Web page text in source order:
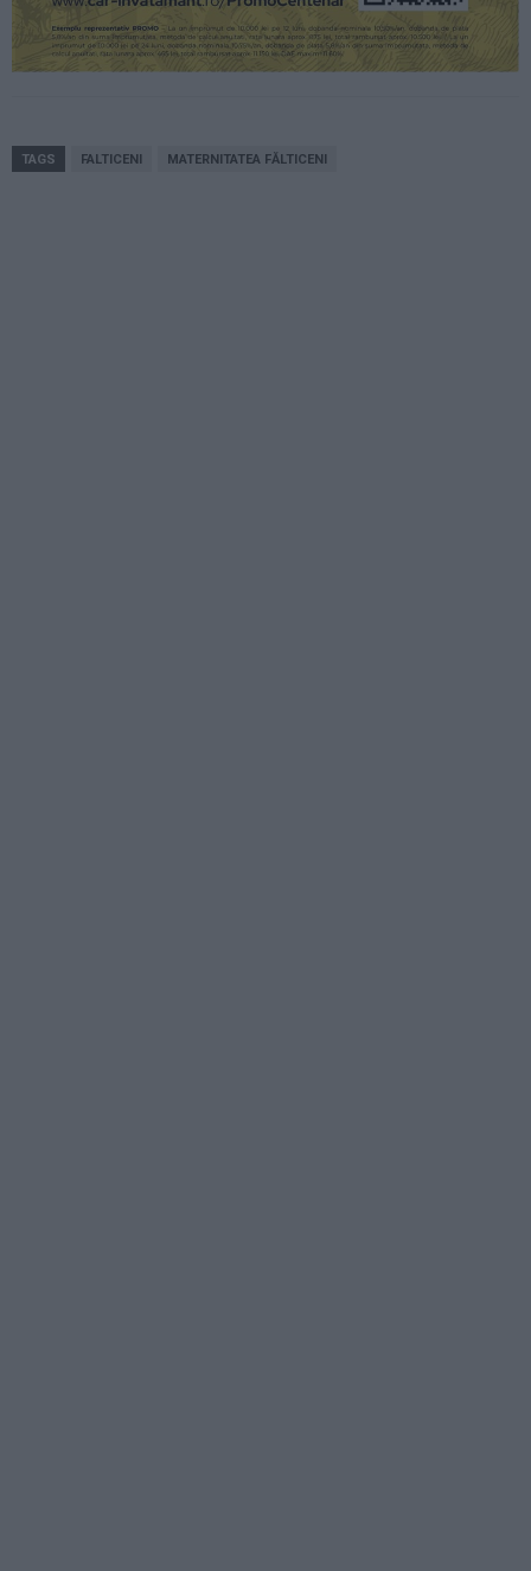
TAGS FALTICENI MATERNITATEA FĂLTICENI